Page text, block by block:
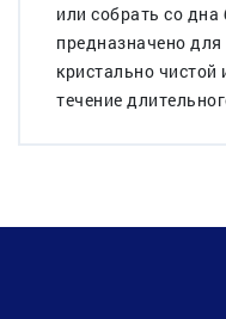
или собрать со
предназначено
кристально
течение